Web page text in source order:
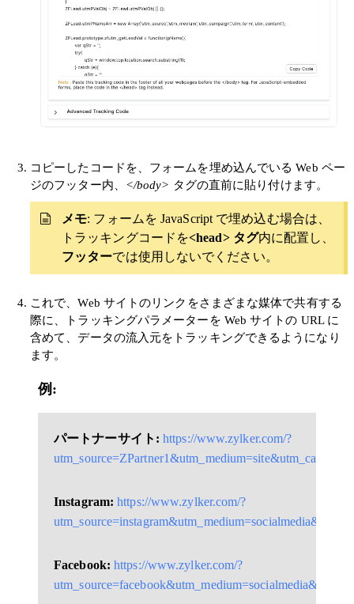
コピーしたコードを、フォームを埋め込んでいる Web ペー
ジのフッター内、 </body> タグの直前に貼り付けます。
メモ: フォームを JavaScript で埋め込む場合は、
トラッキングコードを<head> タグ内に配置し、
フッターでは使用しないでください。
これで、Web サイトのリンクをさまざまな媒体で共有する
際に、トラッキングパラメーターを Web サイトの URL に
含めて、データの流入元をトラッキングできるようになり
ます。
例:
パートナーサイト: https://www.zylker.com/?
Instagram:https://www.zylker.com/?
Facebook: https://www.zylker.com/?